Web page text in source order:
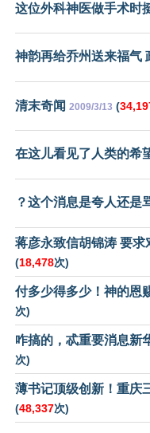
这位外科神医做手术时
神韵再给乔州送来福气
清末奇闻 2009/3/13 (
在这儿看见了人类的希
？这个消息是夸人还是
蒋彦永致信胡锦涛 要求
(18,478次)
付多少得多少！神的恩
次)
咋搞的，忒重要消息新
次)
薄书记顶级创新！重庆
(48,337次)